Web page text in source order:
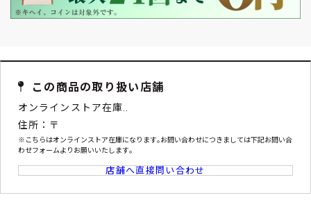
この商品の取り扱い店舗
オンラインストア在庫..
住所：〒
※こちらはオンラインストア在庫になります｡お問い合わせにつきましては下記お問い合
わせフォームよりお願いいたします｡
店舗へ直接問い合わせ